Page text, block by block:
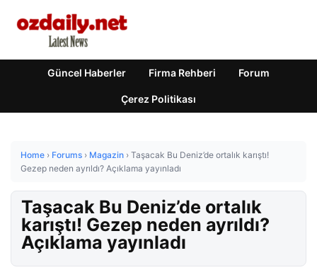
Güncel Haberler Firma Rehberi Forum
Çerez Politikası
Home › Forums › Magazin › Taşacak Bu Deniz’de ortalık karıştı!
Gezep neden ayrıldı? Açıklama yayınladı
Taşacak Bu Deniz’de ortalık
karıştı! Gezep neden ayrıldı?
Açıklama yayınladı